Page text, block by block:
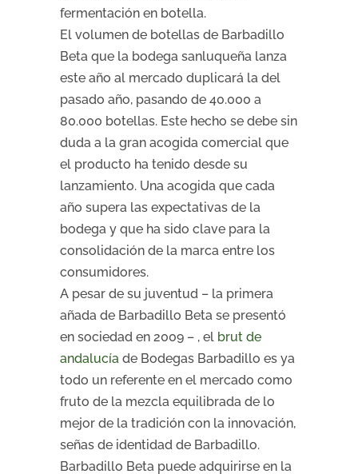
fermentación en botella.
El volumen de botellas de Barbadillo
Beta que la bodega sanluqueña lanza
este año al mercado duplicará la del
pasado año, pasando de 40.000 a
80.000 botellas. Este hecho se debe sin
duda a la gran acogida comercial que
el producto ha tenido desde su
lanzamiento. Una acogida que cada
año supera las expectativas de la
bodega y que ha sido clave para la
consolidación de la marca entre los
consumidores.
A pesar de su juventud – la primera
añada de Barbadillo Beta se presentó
en sociedad en 2009 – , el brut de
andalucíade Bodegas Barbadillo es ya
todo un referente en el mercado como
fruto de la mezcla equilibrada de lo
mejor de la tradición con la innovación,
señas de identidad de Barbadillo.
Barbadillo Beta puede adquirirse en la